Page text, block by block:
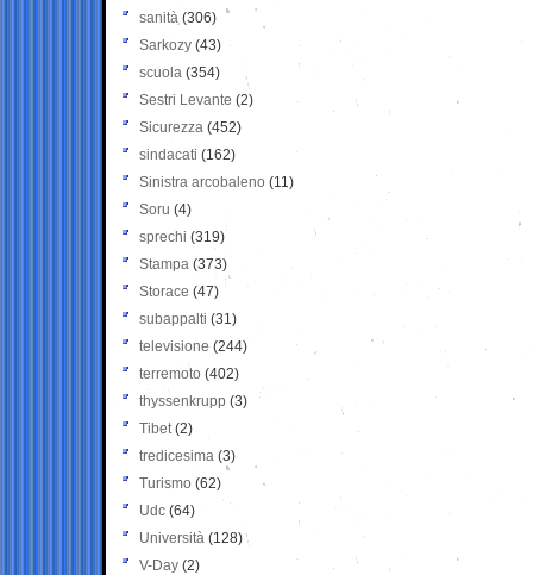
sanità (306)
Sarkozy (43)
scuola (354)
Sestri Levante (2)
Sicurezza (452)
sindacati (162)
Sinistra arcobaleno (11)
Soru (4)
sprechi (319)
Stampa (373)
Storace (47)
subappalti (31)
televisione(244)
terremoto (402)
thyssenkrupp (3)
Tibet(2)
tredicesima (3)
Turismo (62)
Udc (64)
Università (128)
V-Day (2)